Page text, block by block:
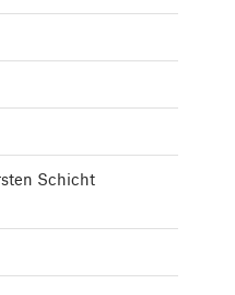
Schicht